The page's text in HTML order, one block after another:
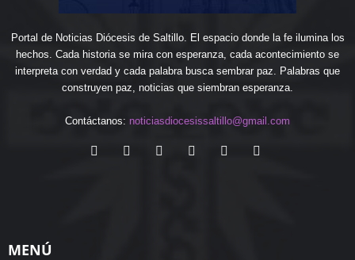
Portal de Noticias Diócesis de Saltillo. El espacio donde la fe ilumina los
hechos. Cada historia se mira con esperanza, cada acontecimiento se
interpreta con verdad y cada palabra busca sembrar paz. Palabras que
construyen paz, noticias que siembran esperanza.
Contáctanos: noticiasdiocesissaltillo@gmail.com
MENÚ